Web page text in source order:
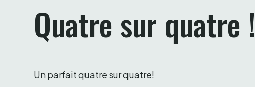
Quatre sur quatre !
Un parfait quatre sur quatre!